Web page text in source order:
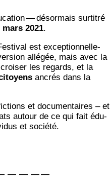
— désor­mais sur­ti­tré
2021.
est excep­tion­nel­le­
allé­gée, mais avec la
les regards, et la
ancrés dans la
et docu­men­taires – et
autour de ce qui fait édu­
et société.
— — — —